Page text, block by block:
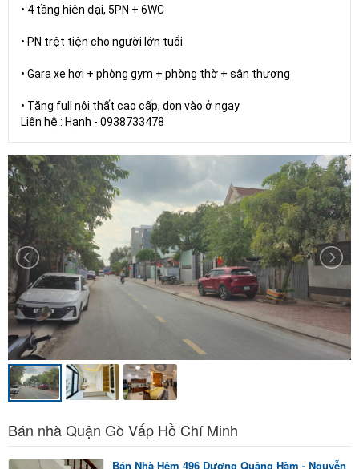
• 4 tầng hiện đại, 5PN + 6WC
• PN trệt tiện cho người lớn tuổi
• Gara xe hơi + phòng gym + phòng thờ + sân thượng
• Tặng full nội thất cao cấp, dọn vào ở ngay
Liên hệ : Hạnh - 0938733478
Bán nhà Quận Gò Vấp Hồ Chí Minh
Bán Nhà Hẻm 496 Dương Quảng Hàm - Nguyễn